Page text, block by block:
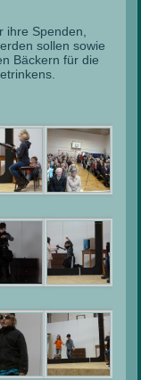
Spenden,
sollen sowie
Bäckern für die